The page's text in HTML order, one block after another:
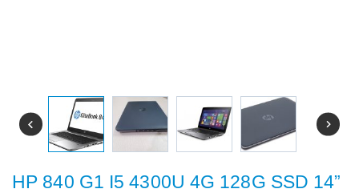
HP 840 G1 I5 4300U 4G 128G SSD 14”